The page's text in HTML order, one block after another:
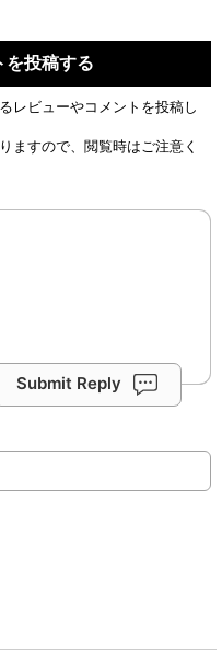
を投稿する
レビューやコメントを投稿し
ますので、閲覧時はご注意く
Submit Reply